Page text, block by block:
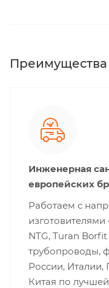
Преимущества
Инженерная
европейских
Работаем с
NTG, Turan
трубопроводы,
России, Италии,
Китая по